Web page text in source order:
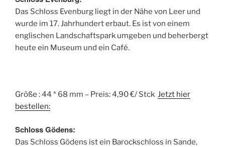
Das Schloss Evenburg liegt in der Nähe von Leer und
wurde im 17. Jahrhundert erbaut. Es ist von einem
englischen Landschaftspark umgeben und beherbergt
heute ein Museum und ein Café.
Größe : 44 * 68 mm – Preis: 4,90 €/ Stck Jetzt hier
bestellen:
Schloss Gödens:
Das Schloss Gödens ist ein Barockschloss in Sande,